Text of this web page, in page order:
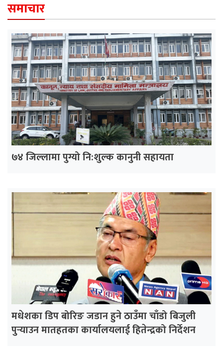
समाचार
७४ जिल्लामा पुग्यो नि:शुल्क कानुनी सहायता
मधेशका डिप बोरिङ जडान हुने ठाउँमा चाँडो बिजुली
पुर्‍याउन मातहतका कार्यालयलाई हितेन्द्रको निर्देशन